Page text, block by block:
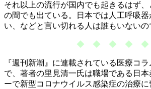
それ以上の流行が国内でも起きるはず
の間でも出ている。日本では人工呼吸
い、などと言い切れる人は誰もいないの
◆ ◆ ◆ ◆ ◆
『週刊新潮』に連載されている医療コラ
で、著者の里見清一氏は職場である日
ーで新型コロナウイルス感染症の治療